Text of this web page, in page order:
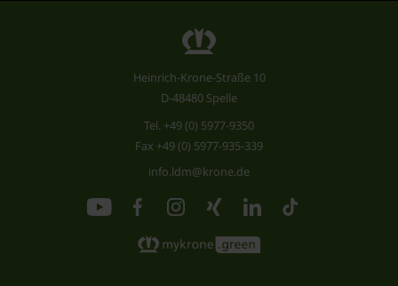
Heinrich-Krone-Straße 10
D-48480 Spelle
Tel. +49 (0) 5977-9350
Fax +49 (0) 5977-935-339
info.ldm@krone.de